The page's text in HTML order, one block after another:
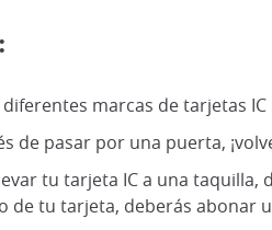
marcas de tarjetas
de pasar por una puerta,
tu tarjeta IC a una taquilla,
de tu tarjeta, deberás abonar